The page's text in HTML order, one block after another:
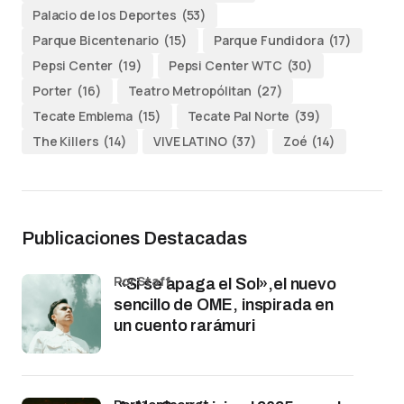
Palacio de los Deportes (53)
Parque Bicentenario (15) Parque Fundidora (17)
Pepsi Center (19) Pepsi Center WTC (30)
Porter (16) Teatro Metropólitan (27)
Tecate Emblema (15) Tecate Pal Norte (39)
The Killers (14) VIVE LATINO (37) Zoé (14)
Publicaciones Destacadas
«Si se apaga el Sol»,el nuevo
sencillo de OME, inspirada en
un cuento rarámuri
por Staff